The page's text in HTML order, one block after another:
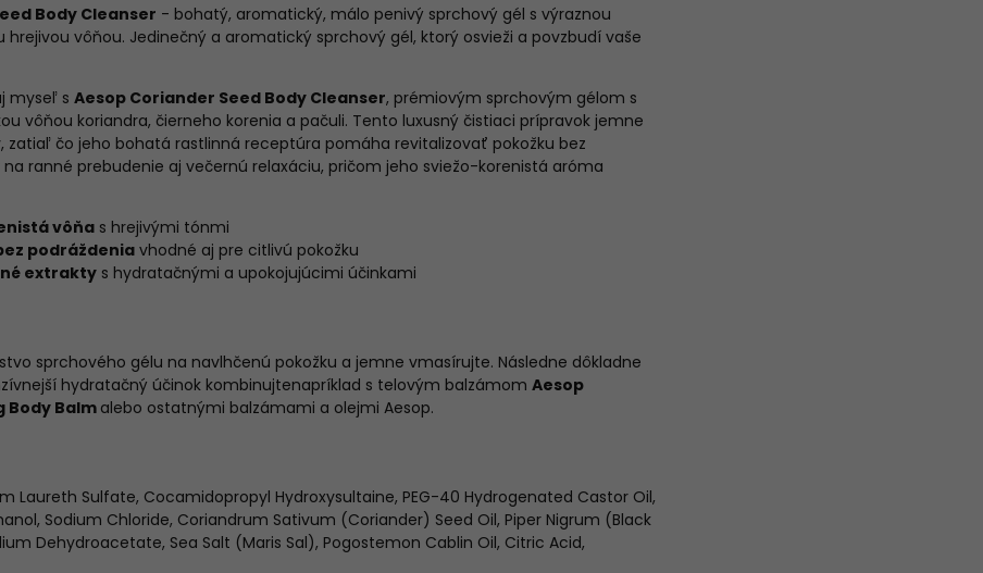
Body Cleanser - bohatý, aromatický, málo penivý sprchový gél s výraznou
hrejivou vôňou. Jedinečný a aromatický sprchový gél, ktorý osvieži a povzbudí vaše
myseľ s Aesop Coriander Seed Body Cleanser, prémiovým sprchovým gélom s
vôňou koriandra, čierneho korenia a pačuli. Tento luxusný čistiaci prípravok jemne
zatiaľ čo jeho bohatá rastlinná receptúra pomáha revitalizovať pokožku bez
na ranné prebudenie aj večernú relaxáciu, pričom jeho sviežo-korenistá aróma
vôňa s hrejivými tónmi
podráždenia vhodné aj pre citlivú pokožku
extrakty s hydratačnými a upokojujúcimi účinkami
sprchového gélu na navlhčenú pokožku a jemne vmasírujte. Následne dôkladne
hydratačný účinok kombinujtenapríklad s telovým balzámom Aesop
Body Balmalebo ostatnými balzámami a olejmi Aesop.
Laureth Sulfate, Cocamidopropyl Hydroxysultaine, PEG-40 Hydrogenated Castor Oil,
Sodium Chloride, Coriandrum Sativum (Coriander) Seed Oil, Piper Nigrum (Black
Dehydroacetate, Sea Salt (Maris Sal), Pogostemon Cablin Oil, Citric Acid,